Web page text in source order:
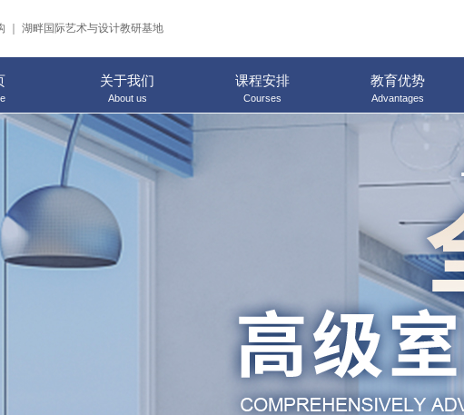
｜ 湖畔国际艺术与设计教研基地
关于我们
About us
课程安排
Courses
教育优势
Advantages